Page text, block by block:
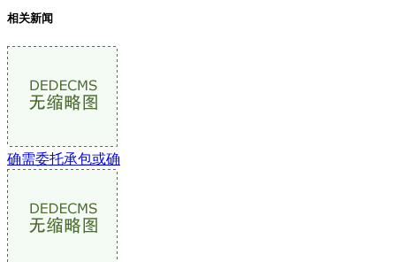
相关新闻
确需委托承包或确